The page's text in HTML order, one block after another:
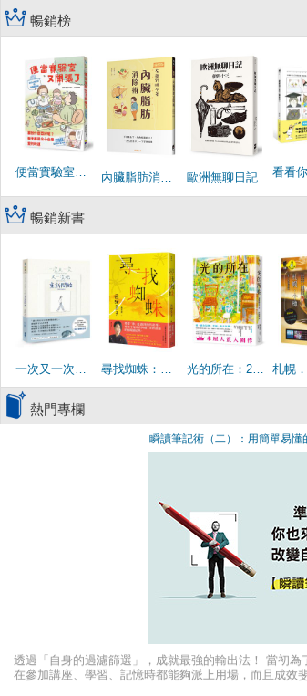
薦地：時間緊湊的人，玩完三大推薦，等於玩到該站的靈魂精
暢銷榜
便當實驗室又開張了：日日和特別日的菜單挑戰記 內臟脂肪消除術：不用餓肚子、外食喝酒都OK！「凸凸的肚子」一下子就消除 歐洲無聊日記
暢銷新書
熱門專欄
瞬讀筆記術（二）：用簡單易懂
透過「自身的過濾篩選」，成就最強的輸出法！ 當初為
在參加講座、學習、記憶時都能夠派上用場，而且成效